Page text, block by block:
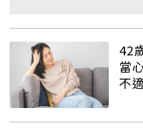
42
當
不